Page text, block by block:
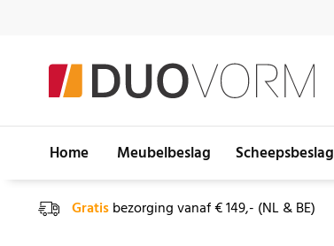
Home Meubelbeslag Scheepsbeslag
Gratisbezorging vanaf € 149,- (NL & BE)